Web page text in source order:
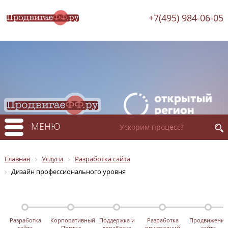
+7(495) 984-06-05
МЕНЮ
Главная Услуги
Разработка сайта
Дизайн профессионального уровня
Разработка
Корпоративный
Поддержка и
Разработка
Продвижение